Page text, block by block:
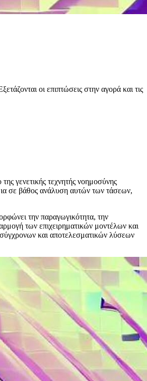
οι επιπτώσεις στην αγορά και τις
γενετικής τεχνητής νοημοσύνης
σε βάθος ανάλυση αυτών των τάσεων,
την παραγωγικότητα, την
των επιχειρηματικών μοντέλων και
και αποτελεσματικών λύσεων